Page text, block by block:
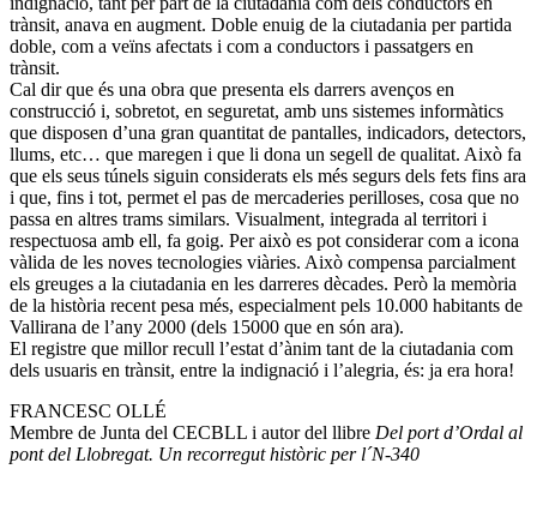
trànsit, anava en augment. Doble enuig de la ciutadania per partida
doble, com a veïns afectats i com a conductors i passatgers en
trànsit.
Cal dir que és una obra que presenta els darrers avenços en
construcció i, sobretot, en seguretat, amb uns sistemes informàtics
que disposen d’una gran quantitat de pantalles, indicadors, detectors,
llums, etc… que maregen i que li dona un segell de qualitat. Això fa
que els seus túnels siguin considerats els més segurs dels fets fins ara
i que, fins i tot, permet el pas de mercaderies perilloses, cosa que no
passa en altres trams similars. Visualment, integrada al territori i
respectuosa amb ell, fa goig. Per això es pot considerar com a icona
vàlida de les noves tecnologies viàries. Això compensa parcialment
els greuges a la ciutadania en les darreres dècades. Però la memòria
de la història recent pesa més, especialment pels 10.000 habitants de
Vallirana de l’any 2000 (dels 15000 que en són ara).
El registre que millor recull l’estat d’ànim tant de la ciutadania com
dels usuaris en trànsit, entre la indignació i l’alegria, és: ja era hora!
FRANCESC OLLÉ
Membre de Junta del CECBLL i autor del llibre Del port d’Ordal al
pont del Llobregat. Un recorregut històric per l´N-340